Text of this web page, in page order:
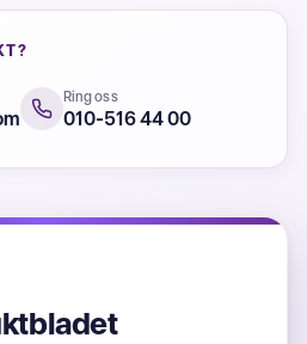
Ring oss
010-516 44 00